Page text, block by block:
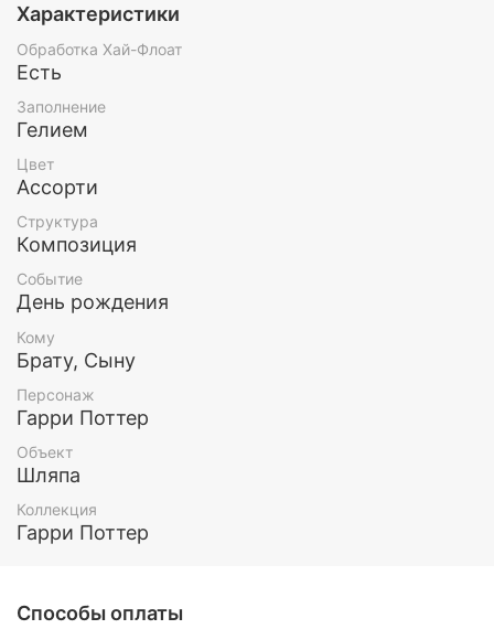
Характеристики
Обработка Хай-Флоат
Есть
Заполнение
Гелием
Цвет
Ассорти
Структура
Композиция
Событие
День рождения
Кому
Брату, Сыну
Персонаж
Гарри Поттер
Объект
Шляпа
Коллекция
Гарри Поттер
Способы оплаты